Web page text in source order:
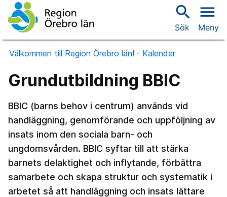
search
Sök
menu
Meny
Välkommen till Region Örebro län! Kalender
Grundutbildning BBIC
BBIC (barns behov i centrum) används vid
handläggning, genomförande och uppföljning av
insats inom den sociala barn- och
ungdomsvården. BBIC syftar till att stärka
barnets delaktighet och inflytande, förbättra
samarbete och skapa struktur och systematik i
arbetet så att handläggning och insats lättare